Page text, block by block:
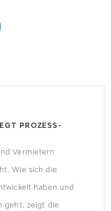
PROZESS-
Vermietern
Wie sich die
haben und
geht, zeigt die